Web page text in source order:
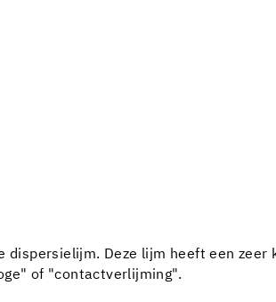
dispersielijm. Deze lijm heeft een
of "contactverlijming".